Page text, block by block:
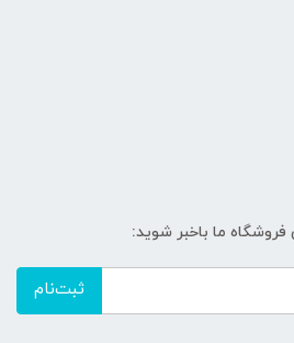
ما باخبر شوید:
ثبت‌نام